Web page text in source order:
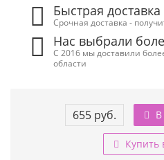
Быстрая доставка
Срочная доставка -
Нас выбрали
С 2016 мы доставили
области
655 руб. В
Купить